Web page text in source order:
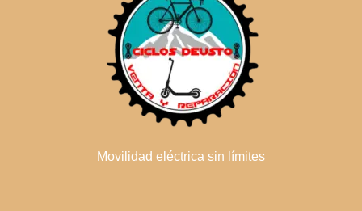
Movilidad eléctrica sin límites